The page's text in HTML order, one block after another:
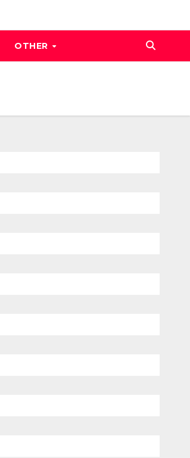
OTHER